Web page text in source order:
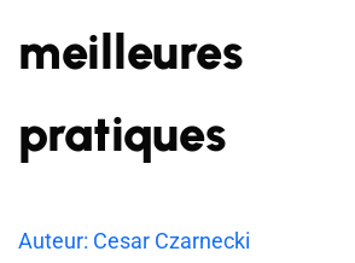
meilleures
pratiques
Auteur: Cesar Czarnecki